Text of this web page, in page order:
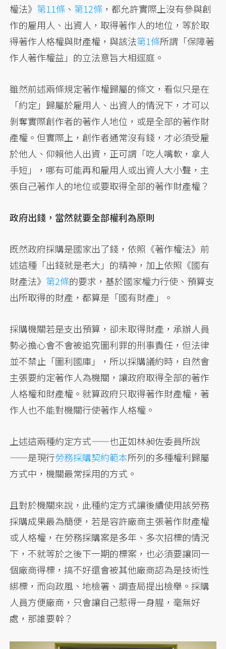
權法》 第11條 、 第12條 ，都允許實際上沒有參與創
作的雇用人、出資人，取得著作人的地位，等於取
得著作人格權與財產權，與該法第1條所謂「保障著
作人著作權益」的立法意旨大相逕庭。
雖然前述兩條規定著作權歸屬的條文，看似只是在
「約定」歸屬於雇用人、出資人的情況下，才可以
剝奪實際創作者的著作人地位，或是全部的著作財
產權。但實際上，創作者通常沒有錢，才必須受雇
於他人、仰賴他人出資，正可謂「吃人嘴軟，拿人
手短」，哪有可能再和雇用人或出資人大小聲，主
張自己著作人的地位或要取得全部的著作財產權？
政府出錢，當然就要全部權利為原則
既然政府採購是國家出了錢，依照《著作權法》前
述這種「出錢就是老大」的精神，加上依照《國有
財產法》 第2條的要求，基於國家權力行使、預算支
出所取得的財產，都算是「國有財產」。
採購機關若是支出預算，卻未取得財產，承辦人員
勢必擔心會不會被追究圖利罪的刑事責任，但法律
並不禁止「圖利國庫」，所以採購議約時，自然會
主張要約定著作人為機關，讓政府取得全部的著作
人格權和財產權。就算政府只取得著作財產權，著
作人也不能對機關行使著作人格權。
上述這兩種約定方式——也正如林昶佐委員所說
——是現行勞務採購契約範本所列的多種權利歸屬
方式中，機關最常採用的方式。
且對於機關來說，此種約定方式讓後續使用該勞務
採購成果最為簡便，若是容許廠商主張著作財產權
或人格權，在勞務採購案是多年、多次招標的情況
下，不就等於之後下一期的標案，也必須要讓同一
個廠商得標，搞不好還會被其他廠商認為是技術性
綁標，而向政風、地檢署、調查局提出檢舉。採購
人員方便廠商，只會讓自己惹得一身腥，毫無好
處，那誰要幹？